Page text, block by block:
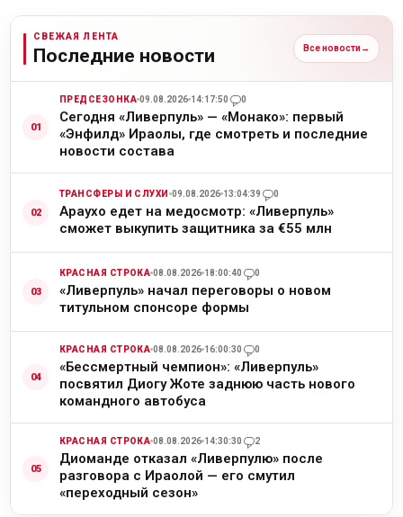
СВЕЖАЯ ЛЕНТА
Последние новости Все новости→
ПРЕДСЕЗОНКА 09.08.2026 14:17:50 0
Сегодня «Ливерпуль» — «Монако»: первый
«Энфилд» Ираолы, где смотреть и последние
новости состава
ТРАНСФЕРЫ И СЛУХИ 09.08.2026 13:04:39 0
Араухо едет на медосмотр: «Ливерпуль»
сможет выкупить защитника за €55 млн
КРАСНАЯ СТРОКА 08.08.2026 18:00:40 0
«Ливерпуль» начал переговоры о новом
титульном спонсоре формы
КРАСНАЯ СТРОКА 08.08.2026 16:00:30 0
«Бессмертный чемпион»: «Ливерпуль»
посвятил Диогу Жоте заднюю часть нового
командного автобуса
КРАСНАЯ СТРОКА 08.08.2026 14:30:30 2
Диоманде отказал «Ливерпулю» после
разговора с Ираолой — его смутил
«переходный сезон»